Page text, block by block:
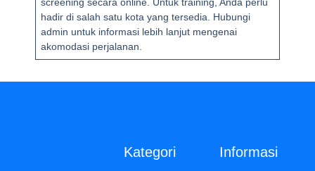
hadir di salah satu kota yang tersedia. Hubungi
admin untuk informasi lebih lanjut mengenai
akomodasi perjalanan.
Kategori Informasi